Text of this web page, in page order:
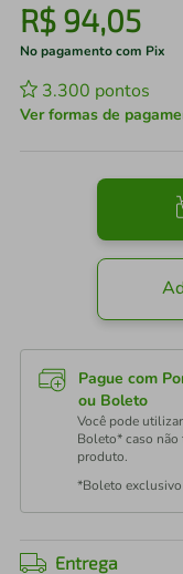
R$ 94,05
No pagamento com Pix
3.300 pontos
Ver formas de
Pague com
ou Boleto
Você pode
Boleto* caso não
produto.
*Boleto exclusivo
Entrega